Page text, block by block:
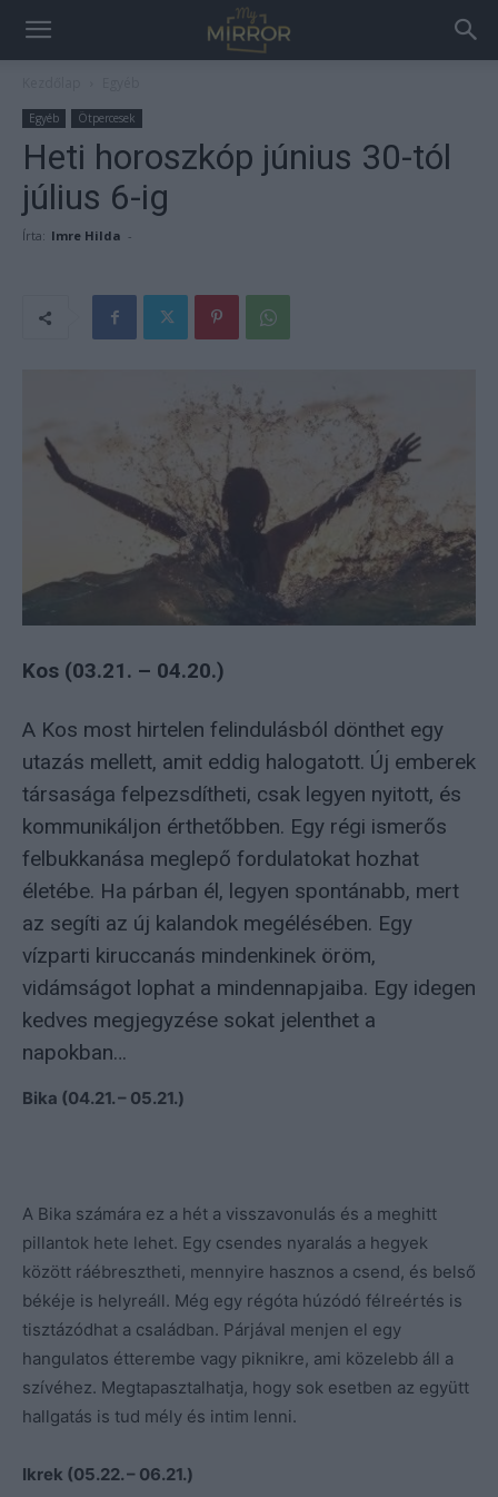
Egyéb Ötpercesek
Heti horoszkóp június 30-tól
július 6-ig
Írta: Imre Hilda -
Kos (03.21. – 04.20.)
A Kos most hirtelen felindulásból dönthet egy
utazás mellett, amit eddig halogatott. Új emberek
társasága felpezsdítheti, csak legyen nyitott, és
kommunikáljon érthetőbben. Egy régi ismerős
felbukkanása meglepő fordulatokat hozhat
életébe. Ha párban él, legyen spontánabb, mert
az segíti az új kalandok megélésében. Egy
vízparti kiruccanás mindenkinek öröm,
vidámságot lophat a mindennapjaiba. Egy idegen
kedves megjegyzése sokat jelenthet a
napokban…
Bika (04.21. – 05.21.)
A Bika számára ez a hét a visszavonulás és a meghitt
pillantok hete lehet. Egy csendes nyaralás a hegyek
között ráébresztheti, mennyire hasznos a csend, és belső
békéje is helyreáll. Még egy régóta húzódó félreértés is
tisztázódhat a családban. Párjával menjen el egy
hangulatos étterembe vagy piknikre, ami közelebb áll a
szívéhez. Megtapasztalhatja, hogy sok esetben az együtt
hallgatás is tud mély és intim lenni.
Ikrek (05.22. – 06.21.)